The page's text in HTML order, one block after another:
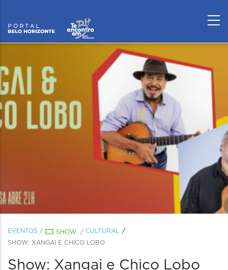
EVENTOS / SHOW / CULTURAL
SHOW: XANGAI E CHICO LOBO
Show: Xangai e Chico Lobo